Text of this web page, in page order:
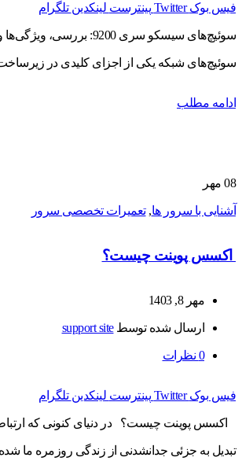
فیس بوک Twitter پینترست لینکدین تلگرام
سوئیچ‌های سیسکو سری 9200: بررسی،
سوئیچ‌های شبکه یکی از اجزای کلیدی در
ادامه مطلب
08 مهر
آشنایی با سرور ها,تعمیرات تخصصی سرور
اکسس پوینت چیست؟
مهر 8, 1403
ارسال شده توسطsupport site
0 نظرات
فیس بوک Twitter پینترست لینکدین تلگرام
اکسس پوینت چیست؟ در دنیای کنونی که
تبدیل به جزئی جدانشدنی از زندگی روزمره ما